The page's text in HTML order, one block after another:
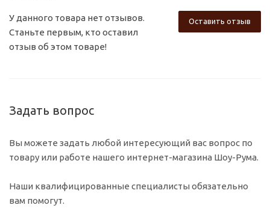
Оставить отзыв
У данного товара нет отзывов.
Станьте первым, кто оставил
отзыв об этом товаре!
Задать вопрос
Вы можете задать любой интересующий вас вопрос по
товару или работе нашего интернет-магазина Шоу-Рума.
Наши квалифицированные специалисты обязательно
вам помогут.